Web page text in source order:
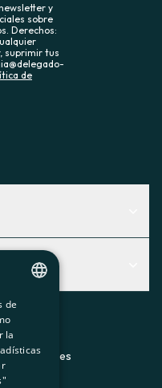
y
sobre
Derechos:
suprimir tus
de
mejor
de cookies
de
la